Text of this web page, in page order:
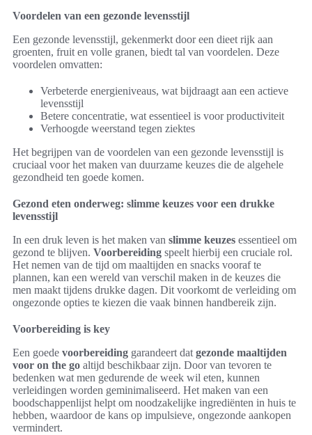
Voordelen van een gezonde levensstijl
Een gezonde levensstijl, gekenmerkt door een dieet rijk aan
groenten, fruit en volle granen, biedt tal van voordelen. Deze
voordelen omvatten:
Verbeterde energieniveaus, wat bijdraagt aan een actieve
levensstijl
Betere concentratie, wat essentieel is voor productiviteit
Verhoogde weerstand tegen ziektes
Het begrijpen van de voordelen van een gezonde levensstijl is
cruciaal voor het maken van duurzame keuzes die de algehele
gezondheid ten goede komen.
Gezond eten onderweg: slimme keuzes voor een drukke
levensstijl
In een druk leven is het maken van slimme keuzes essentieel om
gezond te blijven. Voorbereiding speelt hierbij een cruciale rol.
Het nemen van de tijd om maaltijden en snacks vooraf te
plannen, kan een wereld van verschil maken in de keuzes die
men maakt tijdens drukke dagen. Dit voorkomt de verleiding om
ongezonde opties te kiezen die vaak binnen handbereik zijn.
Voorbereiding is key
Een goede voorbereiding garandeert dat gezonde maaltijden
voor on the go altijd beschikbaar zijn. Door van tevoren te
bedenken wat men gedurende de week wil eten, kunnen
verleidingen worden geminimaliseerd. Het maken van een
boodschappenlijst helpt om noodzakelijke ingrediënten in huis te
hebben, waardoor de kans op impulsieve, ongezonde aankopen
vermindert.